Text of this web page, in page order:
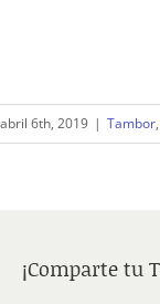
abril 6th, 2019 | Tambor,
¡Comparte tu